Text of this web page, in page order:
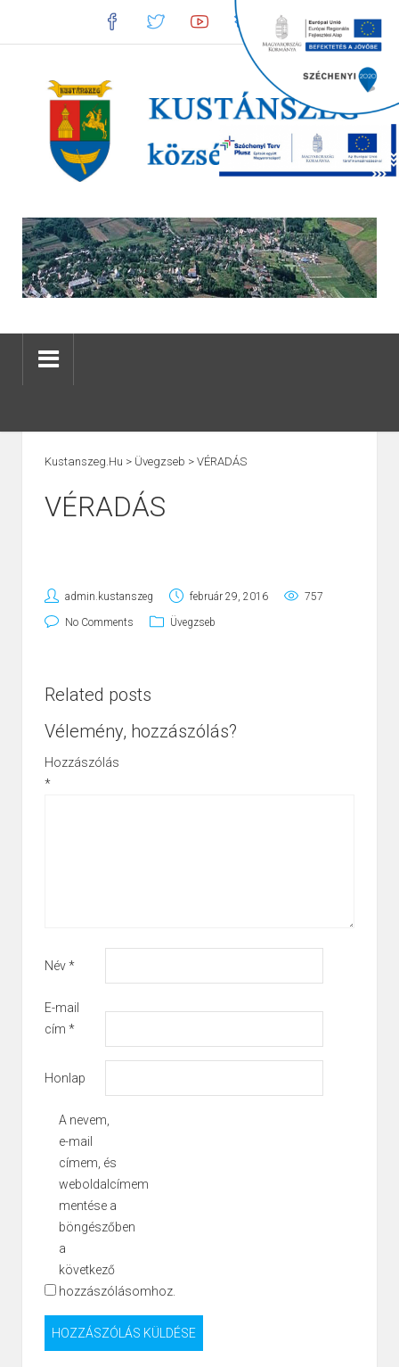
Kustanszeg.hu > Üvegzseb > VÉRADÁS
VÉRADÁS
admin.kustanszeg február 29, 2016 757
No Comments Üvegzseb
Related posts
Vélemény, hozzászólás?
Hozzászólás
*
Név*
E-mail
cím *
Honlap
A nevem,
e-mail
címem, és
weboldalcímem
mentése a
böngészőben
a
következő
hozzászólásomhoz.